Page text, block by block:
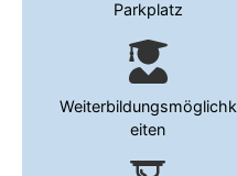
Parkplatz
Weiterbildungsmöglichk
eiten